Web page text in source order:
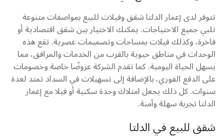
تتوفر لدى إعمار الدلتا شقق وفيلات للبيع بمواصفات متنوعة
تلبي جميع الاحتياجات. يمكنك الاختيار بين شقق اقتصادية أو
فاخرة، وكذلك فيلات بمساحات وتصميمات عصرية. تقع هذه
الوحدات في مناطق حيوية بالقرب من الخدمات والمرافق، مما
يسهل الحياة اليومية. كما تقدم الشركة عروضًا خاصة وخصومات
على الدفع الفوري، بالإضافة إلى تسهيلات في السداد تمتد لعدة
سنوات. كل ذلك يجعل امتلاك وحدة سكنية أو فيلا مع إعمار
الدلتا تجربة سهلة وآمنة.
شقق للبيع في الدلتا